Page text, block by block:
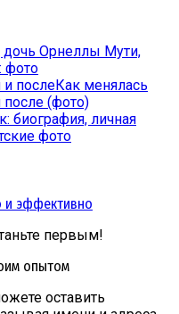
дочь Орнеллы Мути,
фото
Как менялась
после (фото)
биография, личная
фото
и эффективно
первым!
опытом
оставить